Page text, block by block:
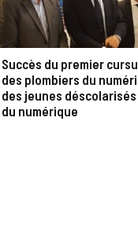
Succès du premier
des plombiers du
des jeunes
du numérique